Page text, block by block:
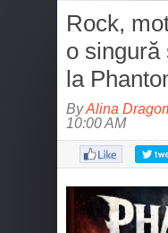
Rock,
o singură
la
ByAlina
10:00 AM